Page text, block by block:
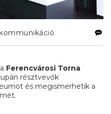
Ferencvárosi Torna
résztvevők
és megismerhetik a